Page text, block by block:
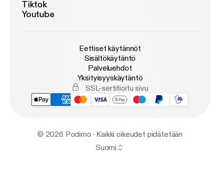
Tiktok
Youtube
Eettiset käytännöt
Sisältökäytäntö
Palveluehdot
Yksityisyyskäytäntö
SSL-sertifioitu sivu
© 2026 Podimo · Kaikki oikeudet pidätetään
Suomi